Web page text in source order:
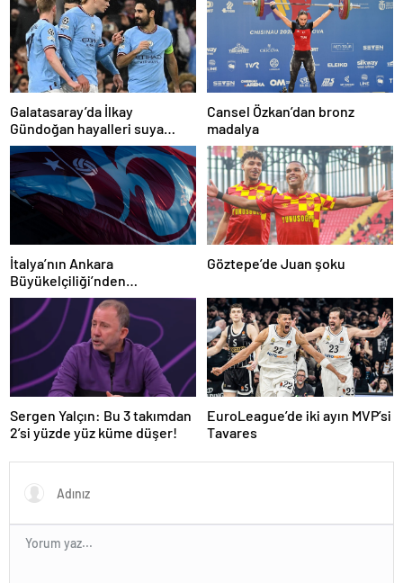
Galatasaray’da İlkay
Gündoğan hayalleri suya
düştü
Cansel Özkan’dan bronz
madalya
İtalya’nın Ankara
Büyükelçiliği’nden
Trabzonspor’a teşekkür
Göztepe’de Juan şoku
Sergen Yalçın: Bu 3 takımdan
2’si yüzde yüz küme düşer!
EuroLeague’de iki ayın MVP’si
Tavares